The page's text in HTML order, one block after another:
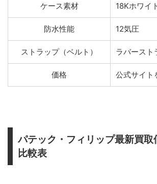
ケース素材 18Kホワイ
防水性能 12気圧
ストラップ（ベルト） ラバースト
価格 公式サイト
パテック・フィリップ最新買取
比較表